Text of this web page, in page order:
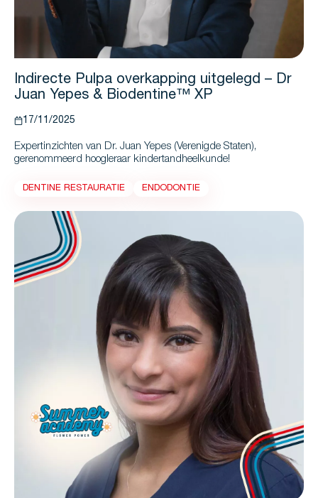
Indirecte Pulpa overkapping uitgelegd – Dr
Juan Yepes & Biodentine™ XP
17/11/2025
Expertinzichten van Dr. Juan Yepes (Verenigde Staten),
gerenommeerd hoogleraar kindertandheelkunde!
DENTINE RESTAURATIE ENDODONTIE